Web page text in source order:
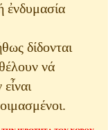
ἐνδυμασία
δίδονται
νά